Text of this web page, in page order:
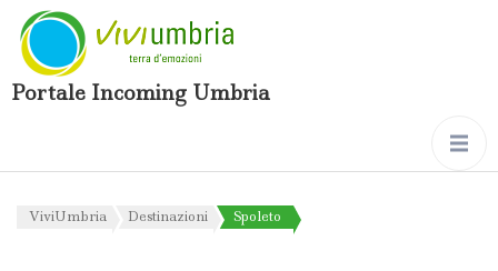
Portale Incoming Umbria
ViviUmbria Destinazioni Spoleto